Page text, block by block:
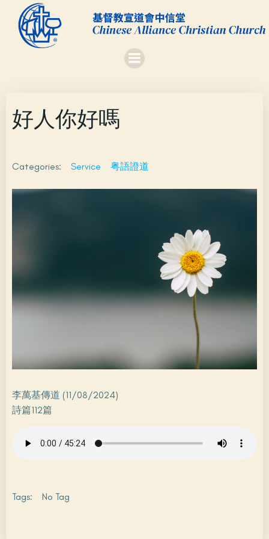
to
content
好人你好嗎
Categories: Service 粤語證道
李萬基傳道 (11/08/2024)
詩篇112篇
Tags: No Tag